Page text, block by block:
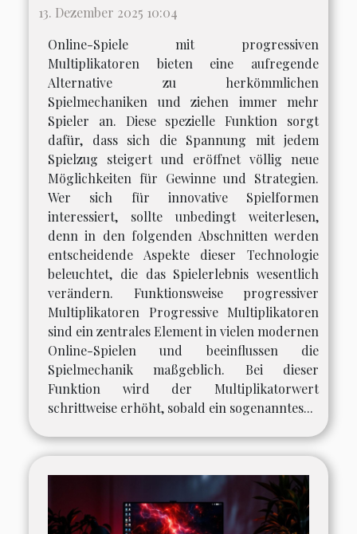
13. Dezember 2025 10:04
Online-Spiele mit progressiven
Multiplikatoren bieten eine aufregende
Alternative zu herkömmlichen
Spielmechaniken und ziehen immer mehr
Spieler an. Diese spezielle Funktion sorgt
dafür, dass sich die Spannung mit jedem
Spielzug steigert und eröffnet völlig neue
Möglichkeiten für Gewinne und Strategien.
Wer sich für innovative Spielformen
interessiert, sollte unbedingt weiterlesen,
denn in den folgenden Abschnitten werden
entscheidende Aspekte dieser Technologie
beleuchtet, die das Spielerlebnis wesentlich
verändern. Funktionsweise progressiver
Multiplikatoren Progressive Multiplikatoren
sind ein zentrales Element in vielen modernen
Online-Spielen und beeinflussen die
Spielmechanik maßgeblich. Bei dieser
Funktion wird der Multiplikatorwert
schrittweise erhöht, sobald ein sogenanntes...